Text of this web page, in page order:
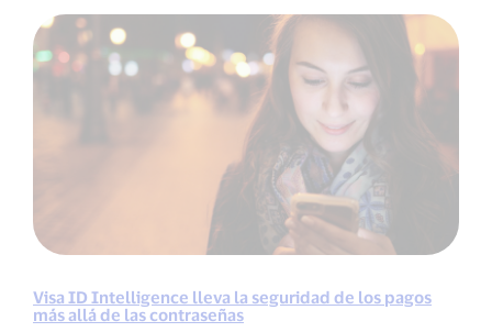
Visa ID Intelligence lleva la seguridad de los pagos
más allá de las contraseñas